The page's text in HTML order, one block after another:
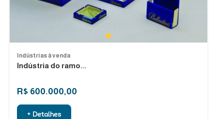
1
Indústrias à venda
Indústria do ramo...
R$ 600.000,00
+ Detalhes